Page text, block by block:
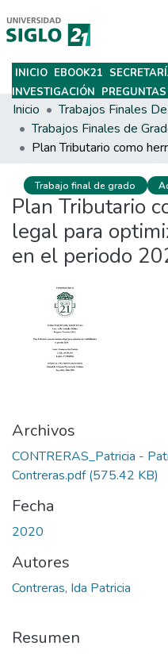
Subir
INICIO EBOOK21
INVESTIGACIÓN
Inicio
Trabajos Finales de
Trabajo final de grado
Plan Tributario
legal para
en el periodo
Archivos
CONTRERAS_Patricia -
Contreras.pdf(575.42 KB)
Fecha
2020
Autores
Contreras, Ida Patricia
Resumen